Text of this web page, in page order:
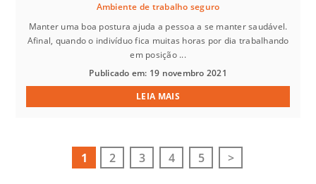
Ambiente de trabalho seguro
Manter uma boa postura ajuda a pessoa a se manter saudável.
Afinal, quando o indivíduo fica muitas horas por dia trabalhando
em posição ...
Publicado em: 19 novembro 2021
LEIA MAIS
1 2 3 4 5 >